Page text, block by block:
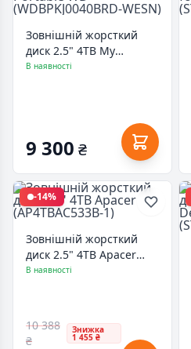
Зовнішній жорсткий
диск 2.5" 4TB My
Passport Portable WD
В наявності
9 300 ₴
-14%
Зовнішній жорсткий
диск 2.5" 4TB Apacer
(AP4TBAC533B-1)
В наявності
10 388
₴
Знижка
1 455 ₴